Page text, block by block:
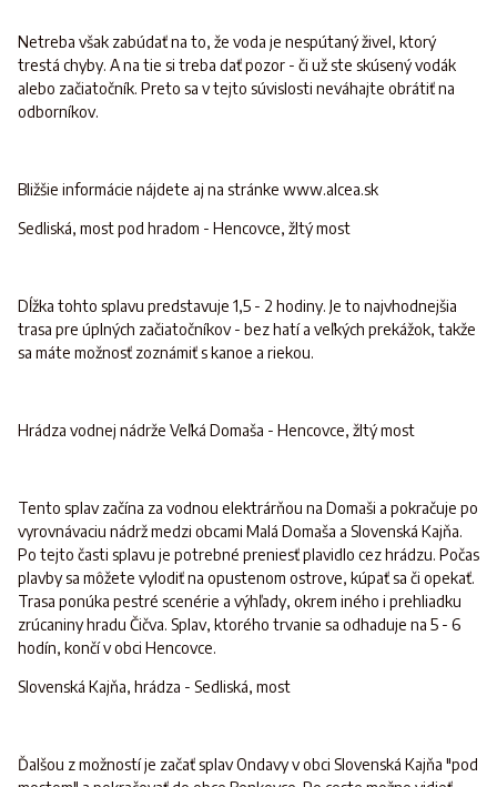
Netreba však zabúdať na to, že voda je nespútaný živel, ktorý
trestá chyby. A na tie si treba dať pozor - či už ste skúsený vodák
alebo začiatočník. Preto sa v tejto súvislosti neváhajte obrátiť na
odborníkov.
Bližšie informácie nájdete aj na stránke www.alcea.sk
Sedliská, most pod hradom - Hencovce, žltý most
Dĺžka tohto splavu predstavuje 1,5 - 2 hodiny. Je to najvhodnejšia
trasa pre úplných začiatočníkov - bez hatí a veľkých prekážok, takže
sa máte možnosť zoznámiť s kanoe a riekou.
Hrádza vodnej nádrže Veľká Domaša - Hencovce, žltý most
Tento splav začína za vodnou elektrárňou na Domaši a pokračuje po
vyrovnávaciu nádrž medzi obcami Malá Domaša a Slovenská Kajňa.
Po tejto časti splavu je potrebné preniesť plavidlo cez hrádzu. Počas
plavby sa môžete vylodiť na opustenom ostrove, kúpať sa či opekať.
Trasa ponúka pestré scenérie a výhľady, okrem iného i prehliadku
zrúcaniny hradu Čičva. Splav, ktorého trvanie sa odhaduje na 5 - 6
hodín, končí v obci Hencovce.
Slovenská Kajňa, hrádza - Sedliská, most
Ďalšou z možností je začať splav Ondavy v obci Slovenská Kajňa "pod